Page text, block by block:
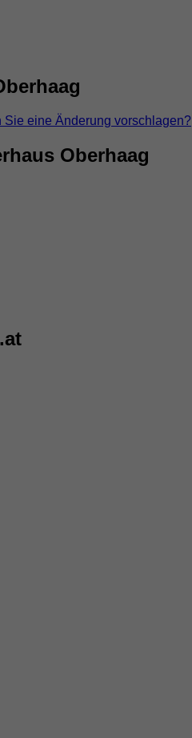
Sie eine Änderung vorschlagen?
Oberhaag